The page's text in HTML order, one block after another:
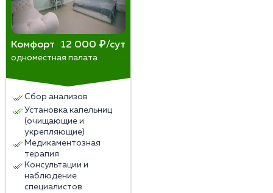
Комфорт 12 000 ₽/сут
одноместная палата
Сбор анализов
Установка капельниц
(очищающие и
укрепляющие)
Медикаментозная
терапия
Консультации и
наблюдение
специалистов